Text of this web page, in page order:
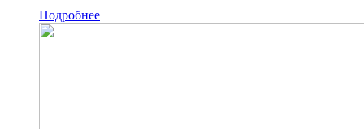
Подробнее